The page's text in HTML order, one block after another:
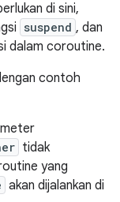
di sini,
suspend , dan
dalam coroutine.
contoh
tidak
yang
akan dijalankan di